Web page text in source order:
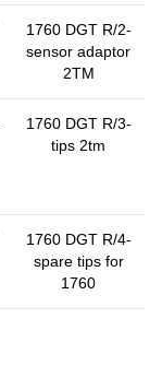
1760 DGT R/2-
sensor adaptor
2TM
1760 DGT R/3-
tips 2tm
1760 DGT R/4-
spare tips for
1760